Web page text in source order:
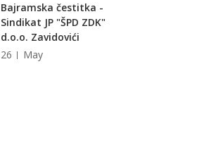
Bajramska čestitka -
Sindikat JP "ŠPD ZDK"
d.o.o. Zavidovići
26
May